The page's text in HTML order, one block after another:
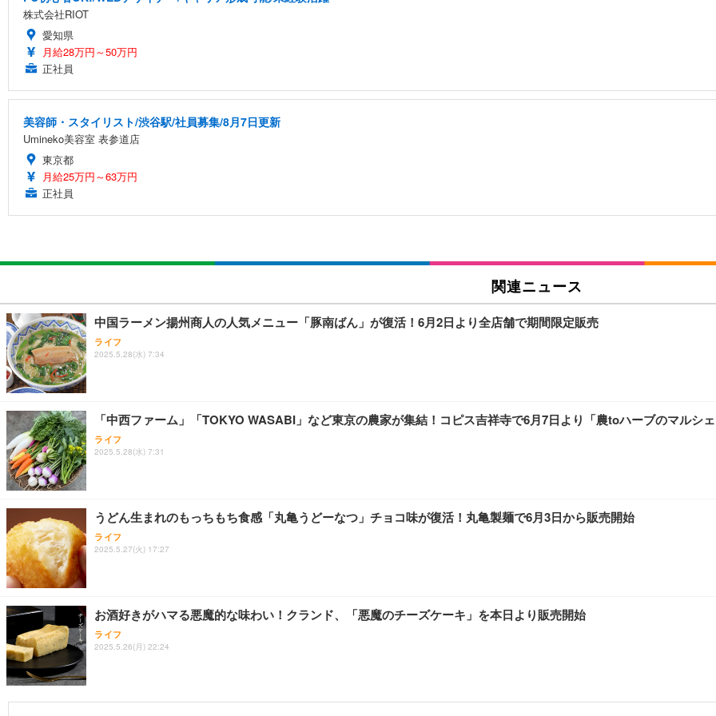
株式会社RIOT
愛知県
月給28万円～50万円
正社員
美容師・スタイリスト/渋谷駅/社員募集/8月7日更新
Umineko美容室 表参道店
東京都
月給25万円～63万円
正社員
関連ニュース
中国ラーメン揚州商人の人気メニュー「豚南ばん」が復活！6月2日より全店舗で期間限定販売
ライフ
2025.5.28(水) 7:34
「中西ファーム」「TOKYO WASABI」など東京の農家が集結！コピス吉祥寺で6月7日より「農toハーブのマルシ
ライフ
2025.5.28(水) 7:31
うどん生まれのもっちもち食感「丸亀うどーなつ」チョコ味が復活！丸亀製麺で6月3日から販売開始
ライフ
2025.5.27(火) 17:27
お酒好きがハマる悪魔的な味わい！クランド、「悪魔のチーズケーキ」を本日より販売開始
ライフ
2025.5.26(月) 22:24